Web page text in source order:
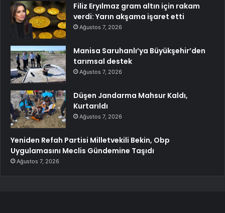
Filiz Eryılmaz gram altın için rakam
verdi: Yarın akşama işaret etti
Ağustos 7, 2026
Manisa Saruhanlı’ya Büyükşehir’den
tarımsal destek
Ağustos 7, 2026
Düşen Jandarma Mahsur Kaldı,
Kurtarıldı
Ağustos 7, 2026
Yeniden Refah Partisi Milletvekili Bekin, Obp
Uygulamasını Meclis Gündemine Taşıdı
Ağustos 7, 2026